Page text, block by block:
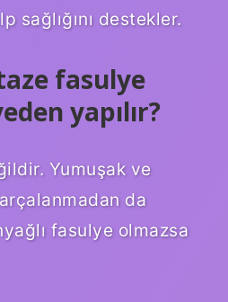
sağlığını destekler.
fasulye
yapılır?
Yumuşak ve
da
fasulye olmazsa